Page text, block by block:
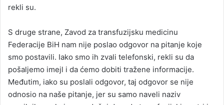
rekli su.
S druge strane, Zavod za transfuzijsku medicinu
Federacije BiH nam nije poslao odgovor na pitanje koje
smo postavili. Iako smo ih zvali telefonski, rekli su da
pošaljemo imejl i da ćemo dobiti tražene informacije.
Međutim, iako su poslali odgovor, taj odgovor se nije
odnosio na naše pitanje, jer su samo naveli naziv